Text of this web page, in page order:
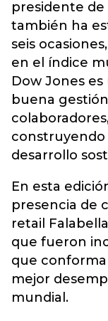
presidente
también ha
seis
en el índice
Dow Jones
buena
construyendo
desarrollo
En esta
presencia de
retail
que fueron
que conforma
mejor
mundial.